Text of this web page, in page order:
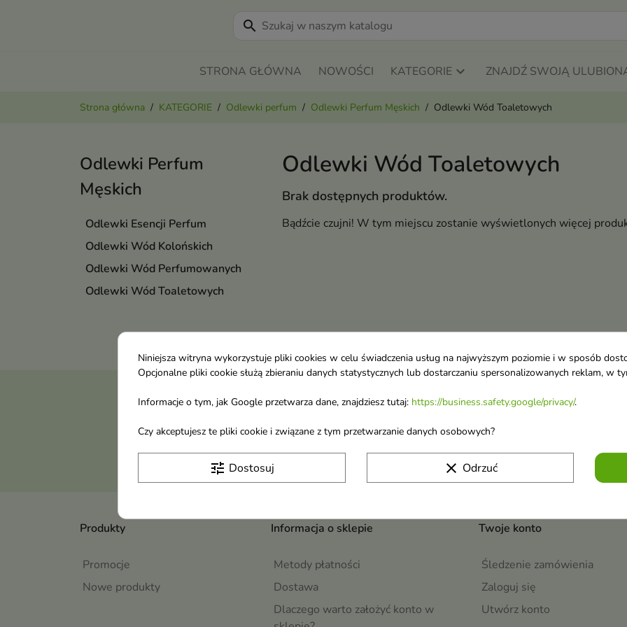
search
STRONA GŁÓWNA NOWOŚCI KATEGORIE ZNAJDŹ SWOJĄ
Strona główna KATEGORIE Odlewki perfum Odlewki Perfum Męskich Odlewki Wód Toaletowych
Odlewki Perfum
Męskich
Odlewki Esencji Perfum
Odlewki Wód Kolońskich
Odlewki Wód Perfumowanych
Odlewki Wód Toaletowych
Odlewki Wód Toaletowych
Brak dostępnych produktów.
Bądźcie czujni! W tym miejscu zostanie wyświetlonych więcej
Otrzymuj informację o nowościach i
Możesz zrezygnować w każdej chwili. W tym celu
naszej informacji prawnej.
Akceptujęregulamin sklepu politykę
Produkty
Promocje
Nowe produkty
Informacja o sklepie
Metody płatności
Dostawa
Dlaczego warto założyć konto w
Twoje konto
Śledzenie zamówienia
Zaloguj się
Utwórz konto
Niniejsza witryna wykorzystuje pliki cookies w celu świadczenia usług na najwyższym poziomie i w sposób
Opcjonalne pliki cookie służą zbieraniu danych statystycznych lub dostarczaniu spersonalizowanych reklam, w
Informacje o tym, jak Google przetwarza dane, znajdziesz tutaj: https://business.safety.google/privacy/.
Czy akceptujesz te pliki cookie i związane z tym przetwarzanie danych osobowych?
tune Dostosuj clear Odrzuć